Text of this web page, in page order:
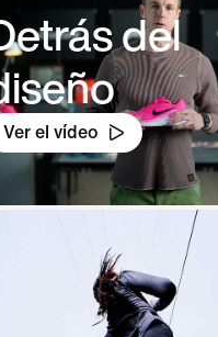
del
Ver el vídeo